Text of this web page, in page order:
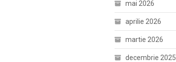
mai 2026
aprilie 2026
martie 2026
decembrie 2025